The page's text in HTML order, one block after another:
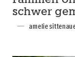
schwer
amelie